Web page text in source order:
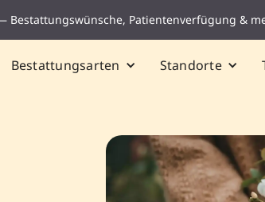
Bestattungswünsche, Patientenverfügung &
Bestattungsarten Standorte